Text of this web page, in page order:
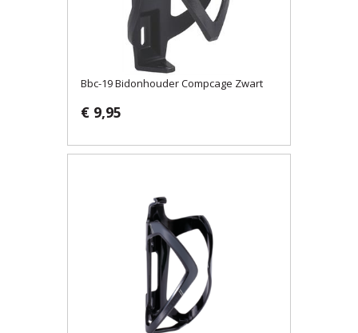
Bbc-19 Bidonhouder Compcage Zwart
€ 9,95